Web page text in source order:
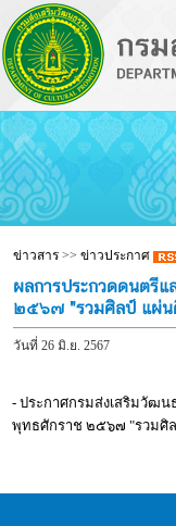
ข่าวสาร>> ข่าวประกาศ
ผลการประกวดดนตรีแ
๒๕๖๗ "รวมศิลป์ แผ่น
วันที่ 26 มิ.ย. 2567
- ประกาศกรมส่งเสริมวัฒน
พุทธศักราช ๒๕๖๗ "รวมศิ